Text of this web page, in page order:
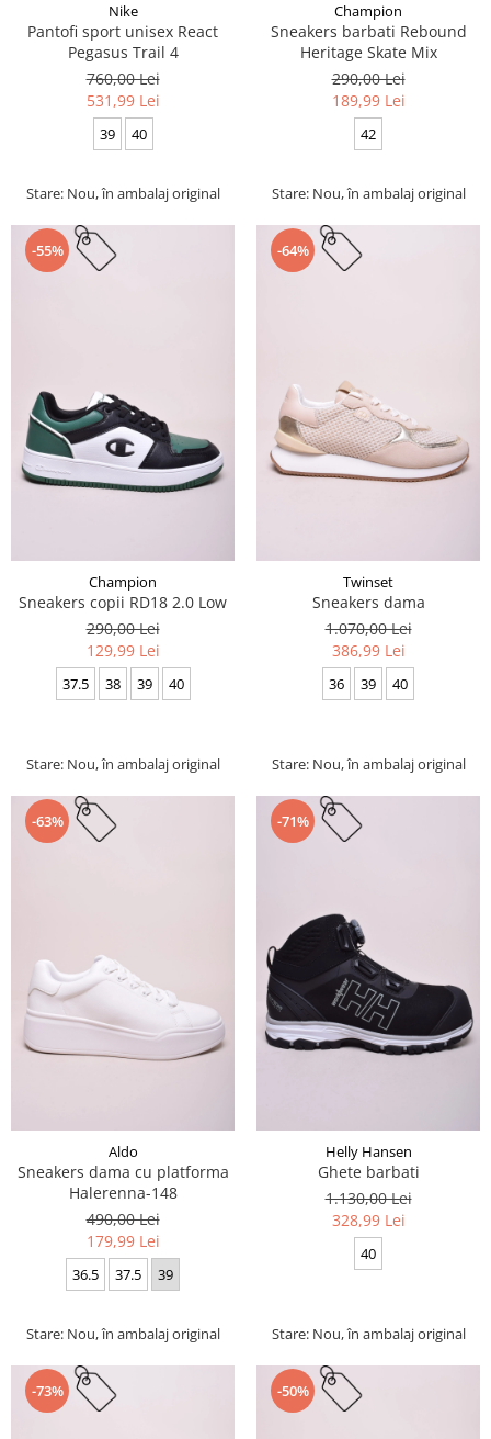
Nike
Pantofi sport unisex React
Pegasus Trail 4
760,00 Lei
531,99 Lei
39 40
Stare: Nou, în ambalaj original
Champion
Sneakers barbati Rebound
Heritage Skate Mix
290,00 Lei
189,99 Lei
42
Stare: Nou, în ambalaj original
-55%
Champion
Sneakers copii RD18 2.0 Low
290,00 Lei
129,99 Lei
37.5 38 39 40
Stare: Nou, în ambalaj original
-64%
Twinset
Sneakers dama
1.070,00 Lei
386,99 Lei
36 39 40
Stare: Nou, în ambalaj original
-63%
Aldo
Sneakers dama cu platforma
Halerenna-148
490,00 Lei
179,99 Lei
36.5 37.5 39
Stare: Nou, în ambalaj original
-71%
Helly Hansen
Ghete barbati
1.130,00 Lei
328,99 Lei
40
Stare: Nou, în ambalaj original
-73% -50%